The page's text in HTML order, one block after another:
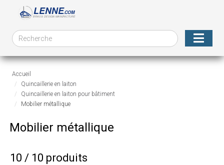
Accueil
Quincaillerie en laiton
Quincaillerie en laiton pour bâtiment
Mobilier métallique
Mobilier métallique
10 / 10 produits